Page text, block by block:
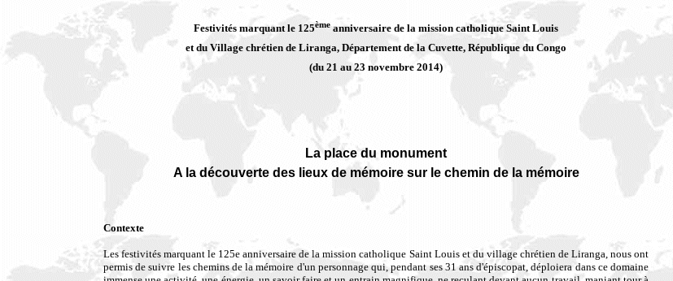
Festivités marquant le 125èmeanniversaire de la mission catholique Saint Louis
et du Village chrétien de Liranga, Département de la Cuvette, République du Congo
(du 21 au 23 novembre 2014)
La place du monument
A la découverte des lieux de mémoire sur le chemin de la mémoire
Contexte
Les festivités marquant le 125e anniversaire de la mission catholique Saint Louis et du village chrétien de Liranga, nous ont
permis de suivre les chemins de la mémoire d'un personnage qui, pendant ses 31 ans d'épiscopat, déploiera dans ce domaine